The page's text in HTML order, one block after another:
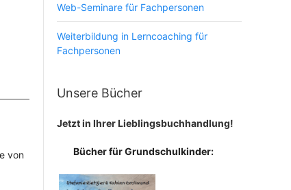
von
Web-Seminare für Fachpersonen
Weiterbildung in Lerncoaching für
Fachpersonen
Unsere Bücher
Jetzt in Ihrer Lieblingsbuchhandlung!
Bücher für Grundschulkinder: